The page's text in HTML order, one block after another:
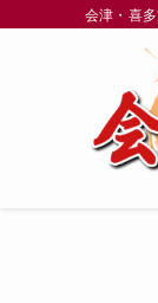
会津・喜